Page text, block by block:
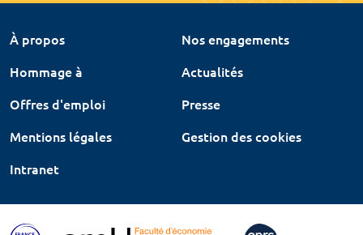
À propos
Nos engagements
Hommage à
Actualités
Offres d'emploi
Presse
Mentions légales
Gestion des cookies
Intranet